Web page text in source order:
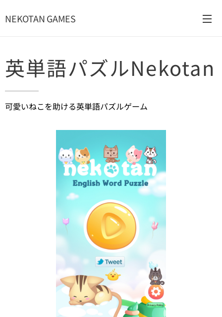
NEKOTAN GAMES
英単語パズルNekotan
可愛いねこを助ける英単語パズルゲーム